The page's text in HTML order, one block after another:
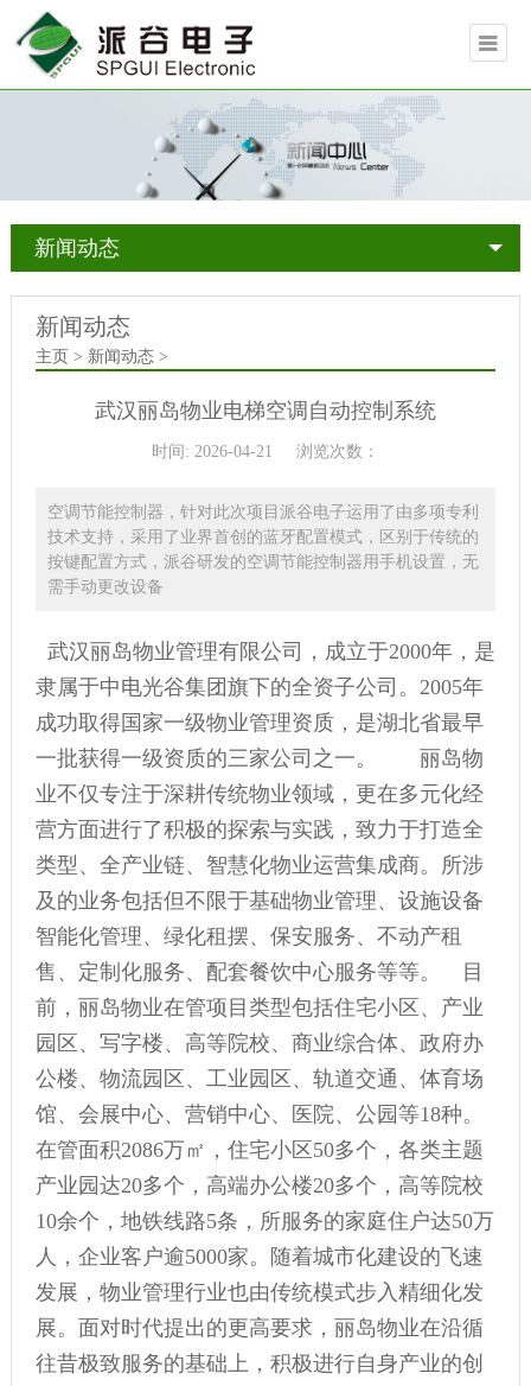
新闻动态
新闻动态
主页 > 新闻动态>
武汉丽岛物业电梯空调自动控制系统
时间: 2026-04-21 浏览次数：
空调节能控制器，针对此次项目派谷电子运用了由多项专利
技术支持，采用了业界首创的蓝牙配置模式，区别于传统的
按键配置方式，派谷研发的空调节能控制器用手机设置，无
需手动更改设备
武汉丽岛物业管理有限公司，成立于2000年，是
隶属于中电光谷集团旗下的全资子公司。2005年
成功取得国家一级物业管理资质，是湖北省最早
一批获得一级资质的三家公司之一。 丽岛物
业不仅专注于深耕传统物业领域，更在多元化经
营方面进行了积极的探索与实践，致力于打造全
类型、全产业链、智慧化物业运营集成商。所涉
及的业务包括但不限于基础物业管理、设施设备
智能化管理、绿化租摆、保安服务、不动产租
售、定制化服务、配套餐饮中心服务等等。 目
前，丽岛物业在管项目类型包括住宅小区、产业
园区、写字楼、高等院校、商业综合体、政府办
公楼、物流园区、工业园区、轨道交通、体育场
馆、会展中心、营销中心、医院、公园等18种。
在管面积2086万㎡，住宅小区50多个，各类主题
产业园达20多个，高端办公楼20多个，高等院校
10余个，地铁线路5条，所服务的家庭住户达50万
人，企业客户逾5000家。随着城市化建设的飞速
发展，物业管理行业也由传统模式步入精细化发
展。面对时代提出的更高要求，丽岛物业在沿循
往昔极致服务的基础上，积极进行自身产业的创